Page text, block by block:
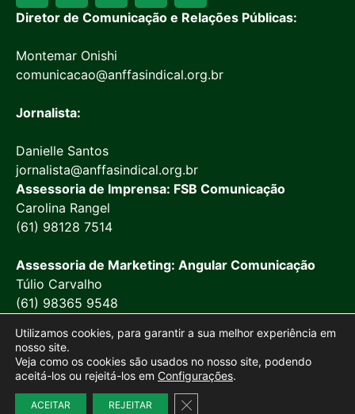
Diretor de Comunicação e Relações Públicas:
Montemar Onishi
comunicacao@anffasindical.org.br
Jornalista:
Danielle Santos
jornalista@anffasindical.org.br
Assessoria de Imprensa: FSB Comunicação
Carolina Rangel
(61) 98128 7514
Assessoria de Marketing: Angular Comunicação
Túlio Carvalho
(61) 98365 9548
Site desenvolvido porMarketing Objetivo
Utilizamos cookies, para garantir a sua melhor experiência em
nosso site.
Veja como os cookies são usados no nosso site, podendo
aceitá-los ou rejeitá-los em Configurações.
ACEITAR REJEITAR Close GDPR Cookie Banner